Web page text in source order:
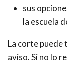
sus
la escuela
La corte puede
aviso. Si no lo